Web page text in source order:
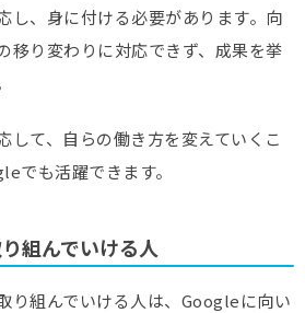
し、身に付ける必要があります。向
移り変わりに対応できず、成果を挙
して、自らの働き方を変えていくこ
でも活躍できます。
組んでいける人
り組んでいける人は、Googleに向い